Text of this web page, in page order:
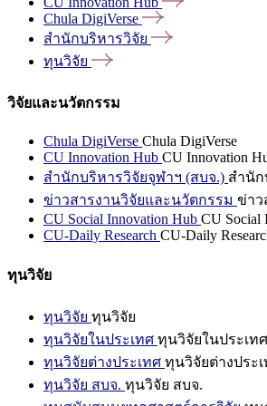
Chula DigiVerse
สำนักบริหารวิจัย
ทุนวิจัย
วิจัยและนวัตกรรม
Chula DigiVerse Chula DigiVerse
CU Innovation Hub CU Innovation
สำนักบริหารวิจัยจุฬาฯ (สบจ.) สำนัก
ข่าวสารงานวิจัยและนวัตกรรม ข่าว
CU Social Innovation Hub CU Social
CU-Daily Research CU-Daily
ทุนวิจัย
ทุนวิจัย ทุนวิจัย
ทุนวิจัยในประเทศ ทุนวิจัยในประเทศ
ทุนวิจัยต่างประเทศ ทุนวิจัยต่างประ
ทุนวิจัย สบจ. ทุนวิจัย สบจ.